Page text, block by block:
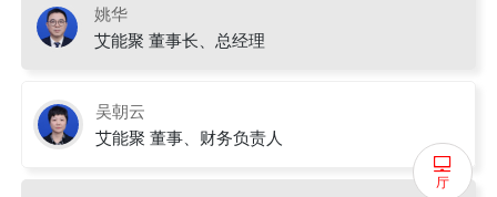
姚华
艾能聚 董事长、总经理
吴朝云
艾能聚 董事、财务负责人
厅